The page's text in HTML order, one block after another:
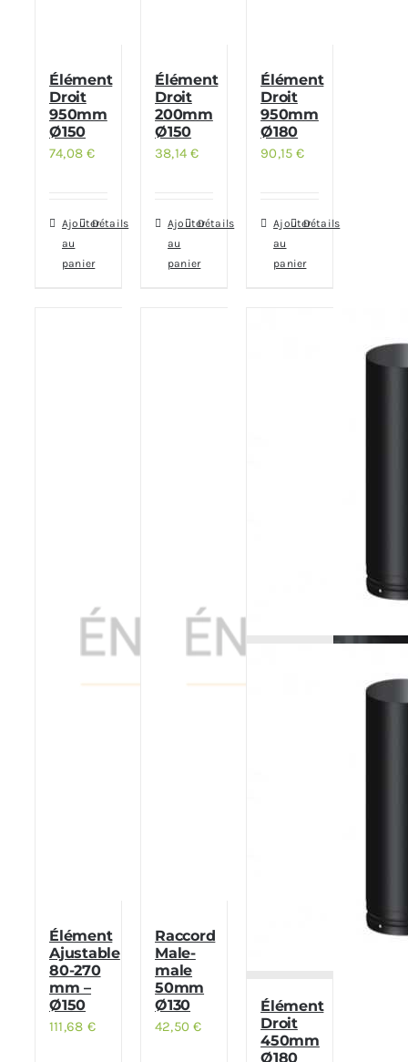
Élément
Droit
950mm
Ø150
74,08€
Ajouter
au
panier
Détails
Élément
Droit
200mm
Ø150
38,14€
Ajouter
au
panier
Détails
Élément
Droit
950mm
Ø180
90,15€
Ajouter
au
panier
Détails
Élément
Ajustable
80-270
mm –
Ø150
111,68 €
Raccord
Male-
male
50mm
Ø130
42,50€
Élément
Droit
450mm
Ø180